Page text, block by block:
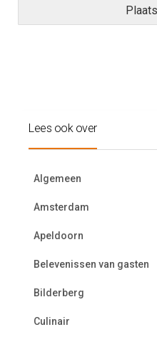
Lees ook over
Algemeen
Amsterdam
Apeldoorn
Belevenissen van gasten
Bilderberg
Culinair